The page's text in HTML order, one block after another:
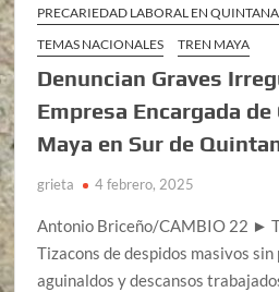
PRECARIEDAD LABORAL EN
TEMAS NACIONALES
TREN MAYA
Denuncian Graves
Empresa Encargada
Maya en Sur de
grieta 4 febrero, 2025
Antonio Briceño/CAMBIO 22 ►
Tizacons de despidos masivos sin
aguinaldos y descansos